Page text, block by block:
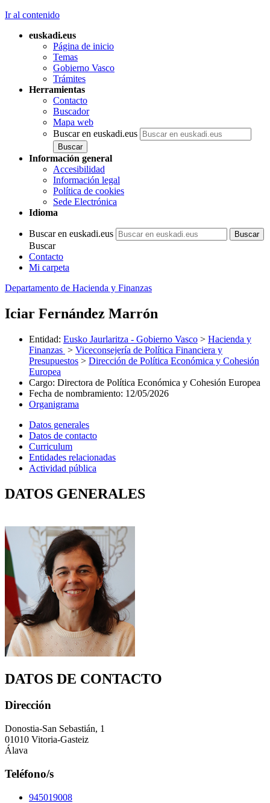
Ir al contenido
euskadi.eus
Página de inicio
Temas
Gobierno Vasco
Trámites
Herramientas
Contacto
Buscador
Mapa web
Buscar en euskadi.eus
Información general
Accesibilidad
Información legal
Política de cookies
Sede Electrónica
Idioma
Buscar en euskadi.eus
Buscar
Contacto
Mi carpeta
Departamento de Hacienda y Finanzas
Iciar Fernández Marrón
Entidad: Eusko Jaurlaritza - Gobierno Vasco > Hacienda y
Finanzas > Viceconsejería de Política Financiera y
Presupuestos > Dirección de Política Económica y Cohesión
Europea
Cargo: Directora de Política Económica y Cohesión Europea
Fecha de nombramiento: 12/05/2026
Organigrama
Datos generales
Datos de contacto
Curriculum
Entidades relacionadas
Actividad pública
DATOS GENERALES
DATOS DE CONTACTO
Dirección
Donostia-San Sebastián, 1
01010 Vitoria-Gasteiz
Álava
Teléfono/s
945019008